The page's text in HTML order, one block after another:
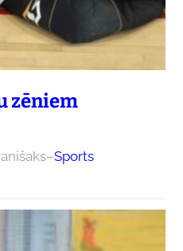
zēniem
–Sports